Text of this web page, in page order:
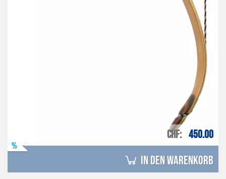
%
CHF 450.00
in den Warenkorb